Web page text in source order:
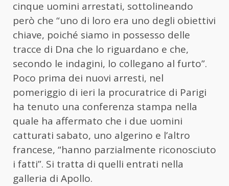
cinque uomini arrestati, sottolineando
però che “uno di loro era uno degli obiettivi
chiave, poiché siamo in possesso delle
tracce di Dna che lo riguardano e che,
secondo le indagini, lo collegano al furto”.
Poco prima dei nuovi arresti, nel
pomeriggio di ieri la procuratrice di Parigi
ha tenuto una conferenza stampa nella
quale ha affermato che i due uomini
catturati sabato, uno algerino e l’altro
francese, “hanno parzialmente riconosciuto
i fatti”. Si tratta di quelli entrati nella
galleria di Apollo.